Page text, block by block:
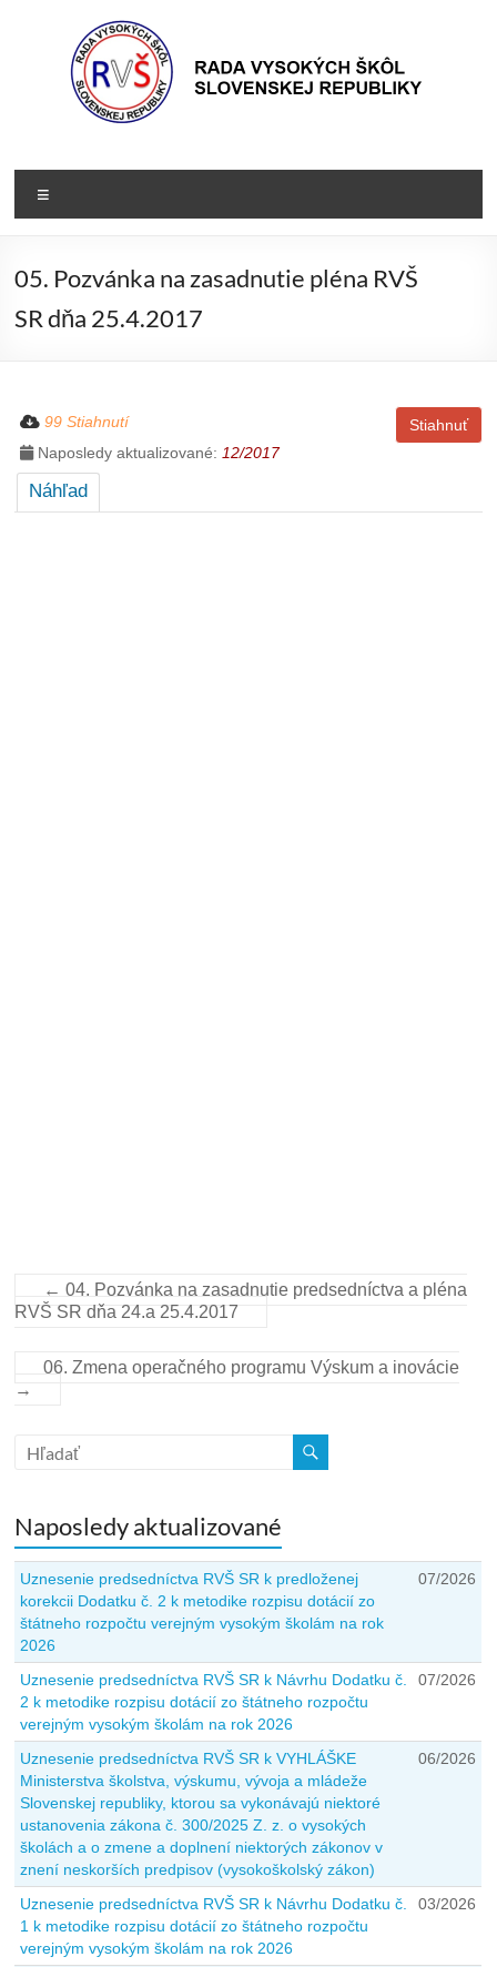
Rada
VŠ
škôl
05. Pozvánka na zasadnutie pléna RVŠ
SR dňa 25.4.2017
Stiahnuť
99 Stiahnutí
Naposledy aktualizované: 12/2017
Náhľad
← 04. Pozvánka na zasadnutie predsedníctva a pléna
RVŠ SR dňa 24.a 25.4.2017
06. Zmena operačného programu Výskum a inovácie
→
Naposledy aktualizované
Uznesenie predsedníctva RVŠ SR k predloženej
korekcii Dodatku č. 2 k metodike rozpisu dotácií zo
štátneho rozpočtu verejným vysokým školám na rok
2026
07/2026
Uznesenie predsedníctva RVŠ SR k Návrhu Dodatku č.
2 k metodike rozpisu dotácií zo štátneho rozpočtu
verejným vysokým školám na rok 2026
07/2026
Uznesenie predsedníctva RVŠ SR k VYHLÁŠKE
Ministerstva školstva, výskumu, vývoja a mládeže
Slovenskej republiky, ktorou sa vykonávajú niektoré
ustanovenia zákona č. 300/2025 Z. z. o vysokých
školách a o zmene a doplnení niektorých zákonov v
znení neskorších predpisov (vysokoškolský zákon)
06/2026
Uznesenie predsedníctva RVŠ SR k Návrhu Dodatku č.
1 k metodike rozpisu dotácií zo štátneho rozpočtu
verejným vysokým školám na rok 2026
03/2026